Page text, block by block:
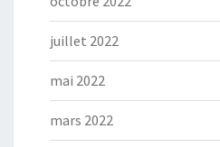
juillet 2022
mai 2022
mars 2022